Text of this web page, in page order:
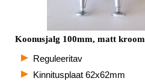
Koonusjalg 100mm, matt kroom
Reguleeritav
Kinnitusplaat 62x62mm